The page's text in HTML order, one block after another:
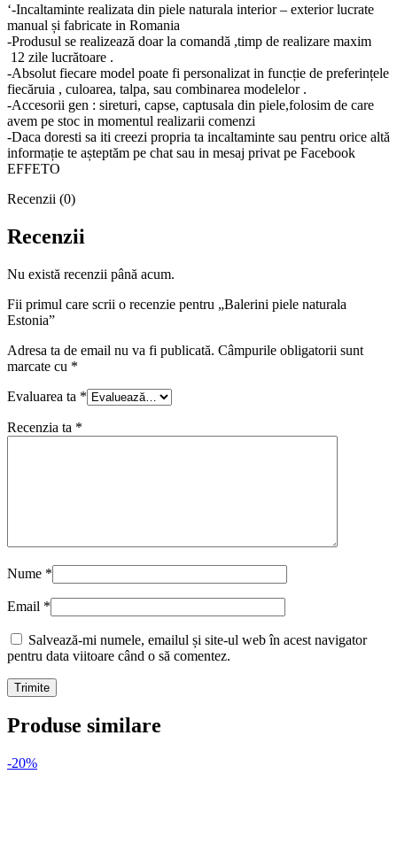
‘-Incaltaminte realizata din piele naturala interior – exterior lucrate
manual și fabricate in Romania
-Produsul se realizează doar la comandă ,timp de realizare maxim
12 zile lucrătoare .
-Absolut fiecare model poate fi personalizat in funcție de preferințele
fiecăruia , culoarea, talpa, sau combinarea modelelor .
-Accesorii gen : sireturi, capse, captusala din piele,folosim de care
avem pe stoc in momentul realizarii comenzi
-Daca doresti sa iti creezi propria ta incaltaminte sau pentru orice altă
informație te așteptăm pe chat sau in mesaj privat pe Facebook
EFFETO
Recenzii (0)
Recenzii
Nu există recenzii până acum.
Fii primul care scrii o recenzie pentru „Balerini piele naturala
Estonia”
Adresa ta de email nu va fi publicată. Câmpurile obligatorii sunt
marcate cu *
Evaluarea ta *
Recenzia ta *
Nume *
Email *
Salvează-mi numele, emailul și site-ul web în acest navigator
pentru data viitoare când o să comentez.
Produse similare
-20%